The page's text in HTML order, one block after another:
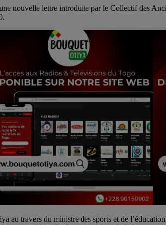
nouvelle lettre introduite par le Collectif des
au travers du ministre des sports et de